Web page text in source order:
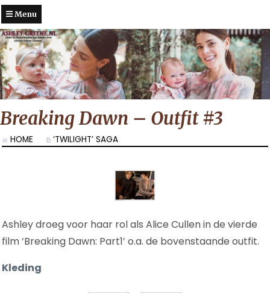
Menu
Breaking Dawn – Outfit #3
HOME ‘TWILIGHT’ SAGA
Ashley droeg voor haar rol als Alice Cullen in de vierde
film ‘Breaking Dawn: Part1’ o.a. de bovenstaande outfit.
Kleding